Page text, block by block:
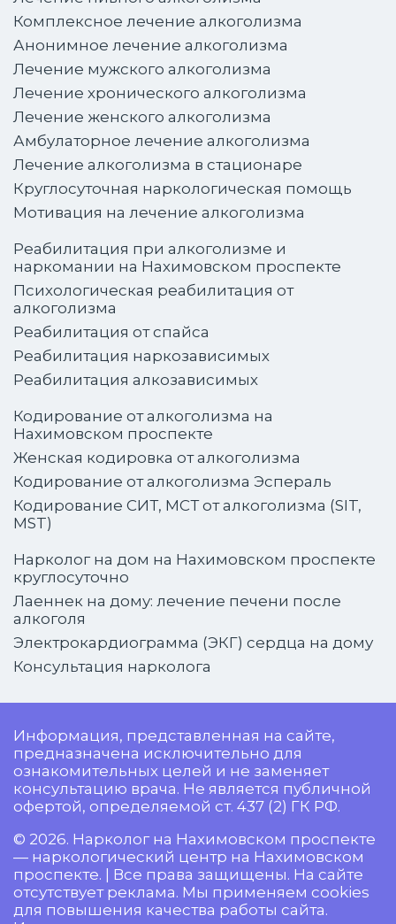
Комплексное лечение алкоголизма
Анонимное лечение алкоголизма
Лечение мужского алкоголизма
Лечение хронического алкоголизма
Лечение женского алкоголизма
Амбулаторное лечение алкоголизма
Лечение алкоголизма в стационаре
Круглосуточная наркологическая помощь
Мотивация на лечение алкоголизма
Реабилитация при алкоголизме и
наркомании на Нахимовском проспекте
Психологическая реабилитация от
алкоголизма
Реабилитация от спайса
Реабилитация наркозависимых
Реабилитация алкозависимых
Кодирование от алкоголизма на
Нахимовском проспекте
Женская кодировка от алкоголизма
Кодирование от алкоголизма Эспераль
Кодирование СИТ, МСТ от алкоголизма (SIT,
MST)
Нарколог на дом на Нахимовском проспекте
круглосуточно
Лаеннек на дому: лечение печени после
алкоголя
Электрокардиограмма (ЭКГ) сердца на дому
Консультация нарколога
Информация, представленная на сайте,
предназначена исключительно для
ознакомительных целей и не заменяет
консультацию врача. Не является публичной
офертой, определяемой ст. 437 (2) ГК РФ.
© 2026. Нарколог на Нахимовском проспекте
— наркологический центр на Нахимовском
проспекте. | Все права защищены. На сайте
отсутствует реклама. Мы применяем cookies
для повышения качества работы сайта.